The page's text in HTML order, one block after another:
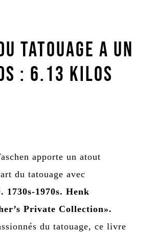
tatouage a un
: 6.13 kilos
apporte un atout
du tatouage avec
1730s-1970s. Henk
Private Collection».
du tatouage, ce livre